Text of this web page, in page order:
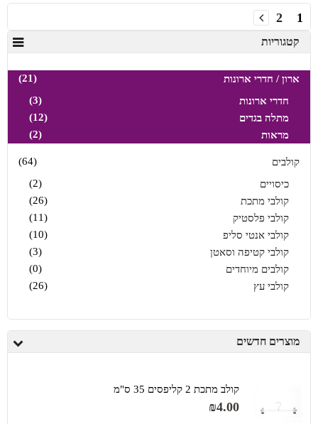
1
2
קטגוריות
ארון / חדרי ארונות
(21)
חדרי ארונות
(3)
מתלה בגדים
(12)
מראות
(2)
קולבים
(64)
כיסויים
(2)
קולבי מתכת
(26)
קולבי פלסטיק
(11)
קולבי אנטי סליפ
(10)
קולבי קטיפה וסאטן
(3)
קולבים מיוחדים
(0)
קולבי עץ
(26)
מוצרים חדשים
קולב מתכת 2 קליפסים 35 ס"מ
₪4.00